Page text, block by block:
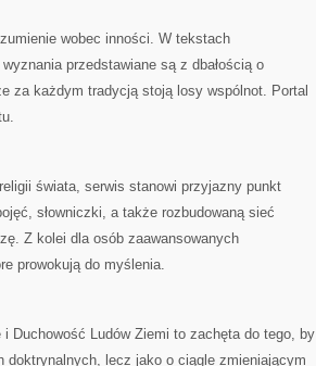
wobec inności. W tekstach
przedstawiane są z dbałością o
za każdym tradycją stoją losy wspólnot. Portal
świata, serwis stanowi przyjazny punkt
słowniczki, a także rozbudowaną sieć
Z kolei dla osób zaawansowanych
prowokują do myślenia.
Duchowość Ludów Ziemi to zachęta do tego, by
lecz jako o ciągle zmieniającym